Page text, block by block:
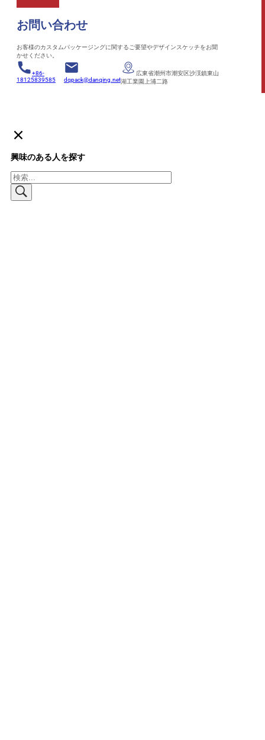
お問い合わせ
お客様のカスタムパッケージングに関するご要望やデザインスケッチをお聞
かせください。
+86-
18125839585
dqpack@danqing.net
広東省潮州市潮安区沙渓鎮東山
湖工業園上浦二路
興味のある人を探す
検
索